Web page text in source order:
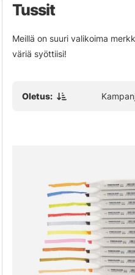
Tussit
Meillä on suuri valikoima
väriä syöttiisi!
Oletus: